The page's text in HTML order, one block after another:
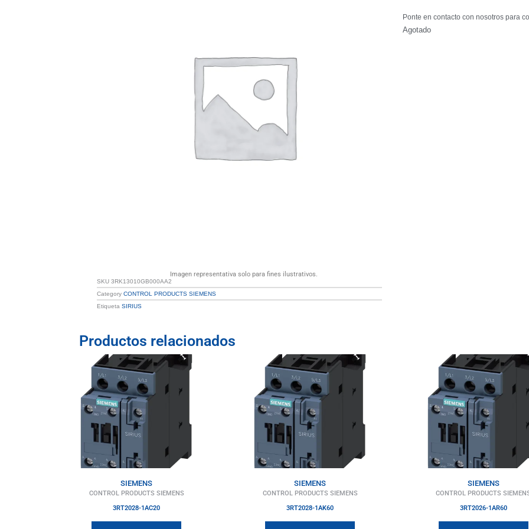
Imagen representativa solo para fines ilustrativos.
SKU3RK13010GB000AA2
Category CONTROL PRODUCTS SIEMENS
Etiqueta SIRIUS
Ponte en contacto con nosotros para
Agotado
Productos relacionados
SIEMENS
CONTROL PRODUCTS SIEMENS
3RT2028-1AC20
SIEMENS
CONTROL PRODUCTS SIEMENS
3RT2028-1AK60
SIEMENS
CONTROL PRODUCTS
3RT2026-1AR60